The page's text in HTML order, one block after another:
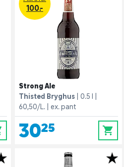
100.-
Strong Ale
Thisted Bryghus
0.5 l
60,50/L.
ex. pant
30,25 0